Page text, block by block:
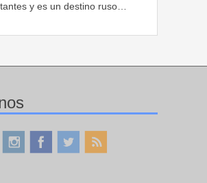
y es un destino ruso…